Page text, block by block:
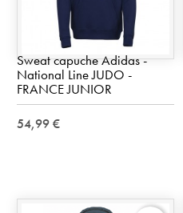
Sweat capuche Adidas -
National Line JUDO -
FRANCE JUNIOR
54,99 €